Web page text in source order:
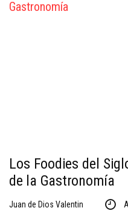
Los Foodies del
de la Gastronomía
Juan de Dios Valentin